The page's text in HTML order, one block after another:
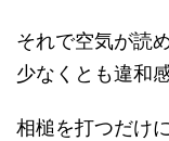
それで空気が読
少なくとも違和
相槌を打つだけ